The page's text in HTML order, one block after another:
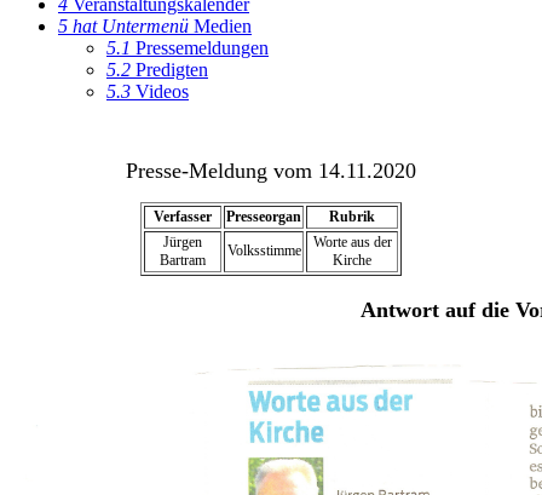
4 Veranstaltungskalender
5 hat Untermenü Medien
5.1 Pressemeldungen
5.2 Predigten
5.3 Videos
Presse-Meldung vom 14.11.2020
Verfasser Presseorgan
Rubrik
Jürgen
Bartram
Volksstimme
Worte aus der
Kirche
Antwort auf die